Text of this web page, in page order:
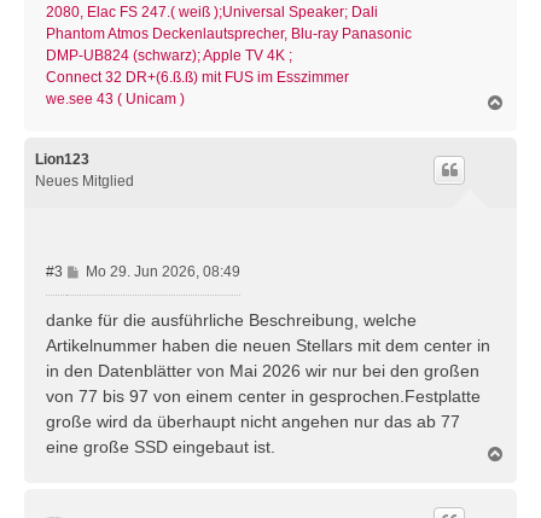
2080, Elac FS 247.( weiß );Universal Speaker; Dali
Phantom Atmos Deckenlautsprecher, Blu-ray Panasonic
DMP-UB824 (schwarz); Apple TV 4K ;
Connect 32 DR+(6.ß.ß) mit FUS im Esszimmer
we.see 43 ( Unicam )
Lion123
Neues Mitglied
#3
B
e
i
a
g
Mo 29. Jun 2026, 08:49
danke für die ausführliche Beschreibung, welche
Artikelnummer haben die neuen Stellars mit dem center in
in den Datenblätter von Mai 2026 wir nur bei den großen
von 77 bis 97 von einem center in gesprochen.Festplatte
große wird da überhaupt nicht angehen nur das ab 77
eine große SSD eingebaut ist.